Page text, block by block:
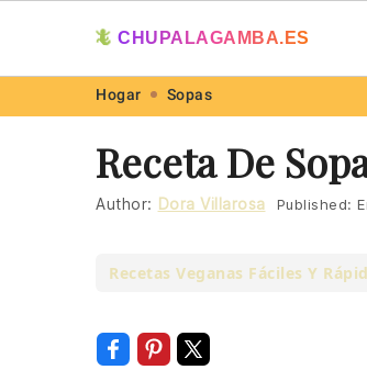
navigation
content
🦎 CHUPALAGAMBA.ES
Hogar Sopas
Receta De
Author: Dora Villarosa Published:
Recetas Veganas Fáciles Y